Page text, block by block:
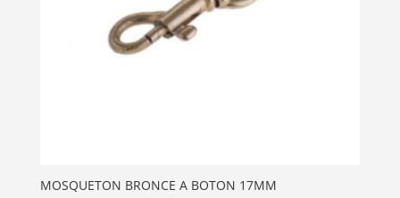
MOSQUETON BRONCE A BOTON 17MM